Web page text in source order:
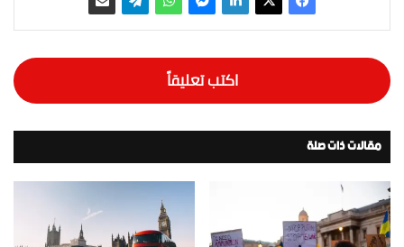
اكتب تعليقاً
مقالات ذات صلة